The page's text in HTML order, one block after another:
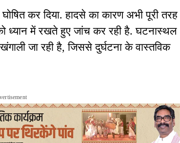
कर दिया. हादसे का कारण अभी पूरी तरह
ध्यान में रखते हुए जांच कर रही है. घटनास्थल
जा रही है, जिससे दुर्घटना के वास्तविक